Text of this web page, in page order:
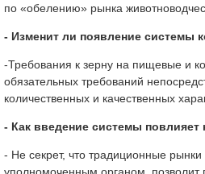
по «обелению» рынка
- Изменит ли появление системы
-Требования к зерну на пищевые и
обязательных требований
количественных и качественных
- Как введение системы
- Не секрет, что традиционные
уполномоченным органом, позволит